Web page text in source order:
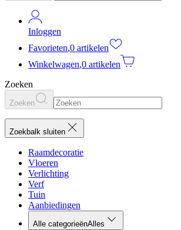
Inloggen
Favorieten,0 artikelen
Winkelwagen,0 artikelen
Zoeken
Zoeken
Zoekbalk sluiten
Raamdecoratie
Vloeren
Verlichting
Verf
Tuin
Aanbiedingen
Alle categorieënAlles